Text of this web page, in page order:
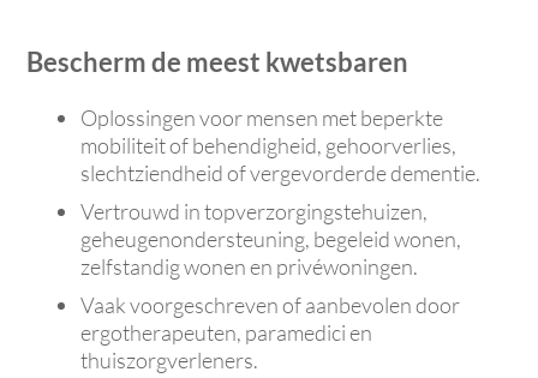
Bescherm de meest kwetsbaren
Oplossingen voor mensen met beperkte
mobiliteit of behendigheid, gehoorverlies,
slechtziendheid of vergevorderde dementie.
Vertrouwd in topverzorgingstehuizen,
geheugenondersteuning, begeleid wonen,
zelfstandig wonen en privéwoningen.
Vaak voorgeschreven of aanbevolen door
ergotherapeuten, paramedici en
thuiszorgverleners.